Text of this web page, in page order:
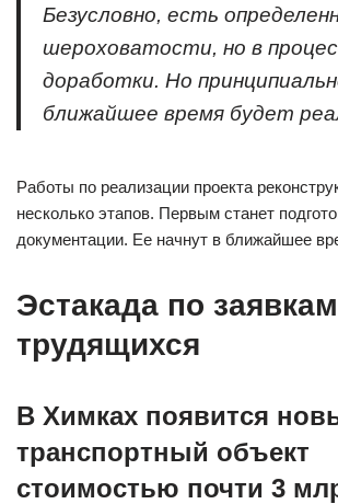
Безусловно, есть
шероховатости, но в
доработки. Но
ближайшее время будет
Работы по реализации проекта
несколько этапов. Первым станет
документации. Ее начнут в ближайшее
Эстакада по заявкам
трудящихся
В Химках появится
транспортный объект
стоимостью почти 3